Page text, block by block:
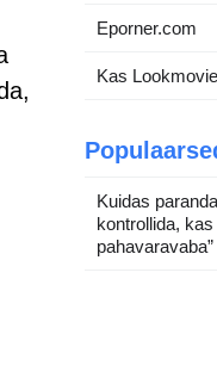
Eporner.com
Kas
Kuidas
kontrollida,
pahavaravaba”